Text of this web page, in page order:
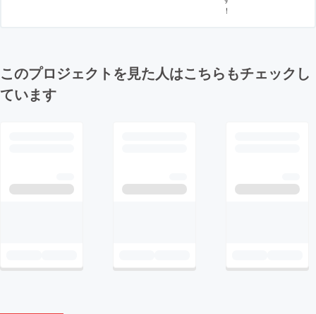
！
このプロジェクトを見た人はこちらもチェックし
ています